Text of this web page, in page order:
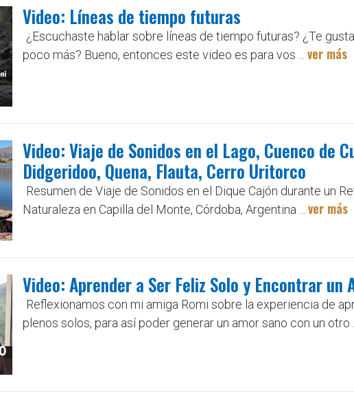
Video: Líneas de tiempo futuras
¿Escuchaste hablar sobre líneas de tiempo futuras? ¿Te
poco más? Bueno, entonces este video es para vos ... ver más
Video: Viaje de Sonidos en el Lago, Cuenco de
Didgeridoo, Quena, Flauta, Cerro Uritorco
Resumen de Viaje de Sonidos en el Dique Cajón durante un
Naturaleza en Capilla del Monte, Córdoba, Argentina ... ver más
Video: Aprender a Ser Feliz Solo y Encontrar un
Reflexionamos con mi amiga Romi sobre la experiencia de
plenos solos, para así poder generar un amor sano con un otro